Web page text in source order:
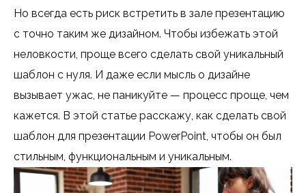
Но всегда есть риск встретить в зале презентацию
с точно таким же дизайном. Чтобы избежать этой
неловкости, проще всего сделать свой уникальный
шаблон с нуля. И даже если мысль о дизайне
вызывает ужас, не паникуйте — процесс проще, чем
кажется. В этой статье расскажу, как сделать свой
шаблон для презентации PowerPoint, чтобы он был
стильным, функциональным и уникальным.